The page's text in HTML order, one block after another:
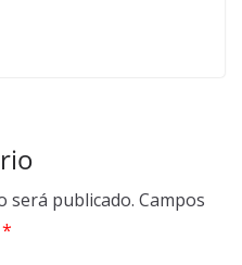
será publicado. Campos
*